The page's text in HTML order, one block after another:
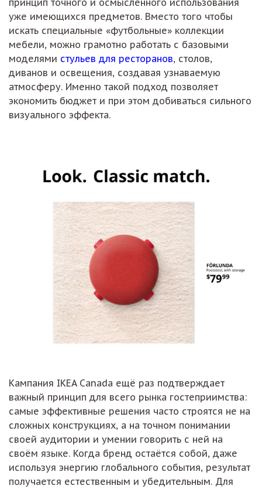
принцип точного и осмысленного использования
уже имеющихся предметов. Вместо того чтобы
искать специальные «футбольные» коллекции
мебели, можно грамотно работать с базовыми
моделями стульев для ресторанов, столов,
диванов и освещения, создавая узнаваемую
атмосферу. Именно такой подход позволяет
экономить бюджет и при этом добиваться сильного
визуального эффекта.
Кампания IKEA Canada ещё раз подтверждает
важный принцип для всего рынка гостеприимства:
самые эффективные решения часто строятся не на
сложных конструкциях, а на точном понимании
своей аудитории и умении говорить с ней на
своём языке. Когда бренд остаётся собой, даже
используя энергию глобального события, результат
получается естественным и убедительным. Для